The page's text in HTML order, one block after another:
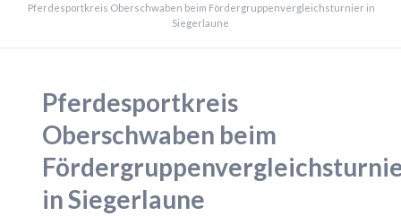
Pferdesportkreis Oberschwaben beim Fördergruppenvergleichsturnier in
Siegerlaune
Pferdesportkreis
Oberschwaben beim
in Siegerlaune